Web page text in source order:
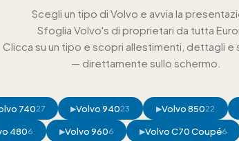
Scegli un tipo di Volvo e avvia la
Sfoglia Volvo's di proprietari da tutta
Clicca su un tipo e scopri allestimenti, dettagli e
— direttamente sullo schermo.
74027 ▶Volvo 94023 ▶Volvo 85022
4806 ▶Volvo 9606 ▶Volvo C70 Coupé6